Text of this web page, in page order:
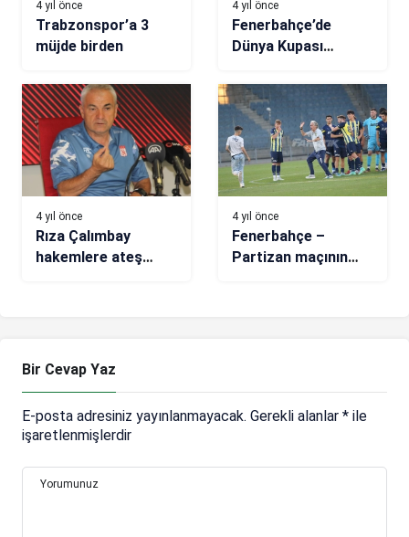
4 yıl önce
Trabzonspor’a 3
müjde birden
4 yıl önce
Fenerbahçe’de
Dünya Kupası
4 yıl önce
Rıza Çalımbay
hakemlere ateş
4 yıl önce
Fenerbahçe –
Partizan maçının
Bir Cevap Yaz
E-posta adresiniz yayınlanmayacak. Gerekli alanlar * ile
işaretlenmişlerdir
Yorumunuz